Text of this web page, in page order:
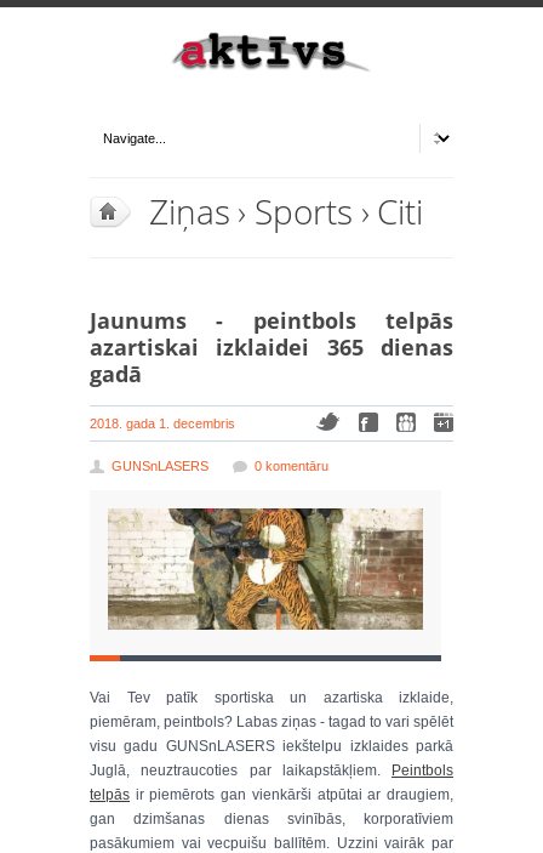
Ziņas › Sports › Citi
Jaunums - peintbols telpās
azartiskai izklaidei 365 dienas
gadā
2018. gada 1. decembris
GUNSnLASERS 0 komentāru
Vai Tev patīk sportiska un azartiska izklaide,
piemēram, peintbols? Labas ziņas - tagad to vari spēlēt
visu gadu GUNSnLASERS iekštelpu izklaides parkā
Juglā, neuztraucoties par laikapstākļiem.
Peintbols
telpās ir piemērots gan vienkārši atpūtai ar draugiem,
gan dzimšanas dienas svinībās, korporatīviem
pasākumiem vai vecpuišu ballītēm. Uzzini vairāk par